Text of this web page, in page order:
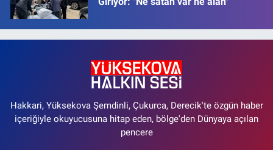
Hakkari, Yüksekova Şemdinli, Çukurca, Derecik'te özgün haber
içeriğiyle okuyucusuna hitap eden, bölge'den Dünyaya açılan
pencere